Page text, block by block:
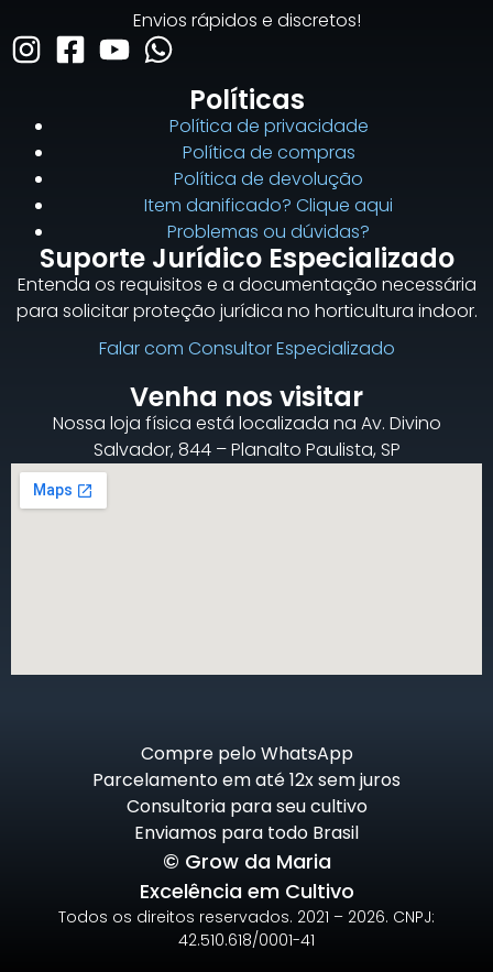
Envios rápidos e discretos!
Políticas
Política de privacidade
Política de compras
Política de devolução
Item danificado? Clique aqui
Problemas ou dúvidas?
Suporte Jurídico Especializado
Entenda os requisitos e a documentação necessária
para solicitar proteção jurídica no horticultura indoor.
Falar com Consultor Especializado
Venha nos visitar
Nossa loja física está localizada na Av. Divino
Salvador, 844 – Planalto Paulista, SP
Compre pelo WhatsApp
Parcelamento em até 12x sem juros
Consultoria para seu cultivo
Enviamos para todo Brasil
© Grow da Maria
Excelência em Cultivo
Todos os direitos reservados. 2021 – 2026. CNPJ:
42.510.618/0001-41